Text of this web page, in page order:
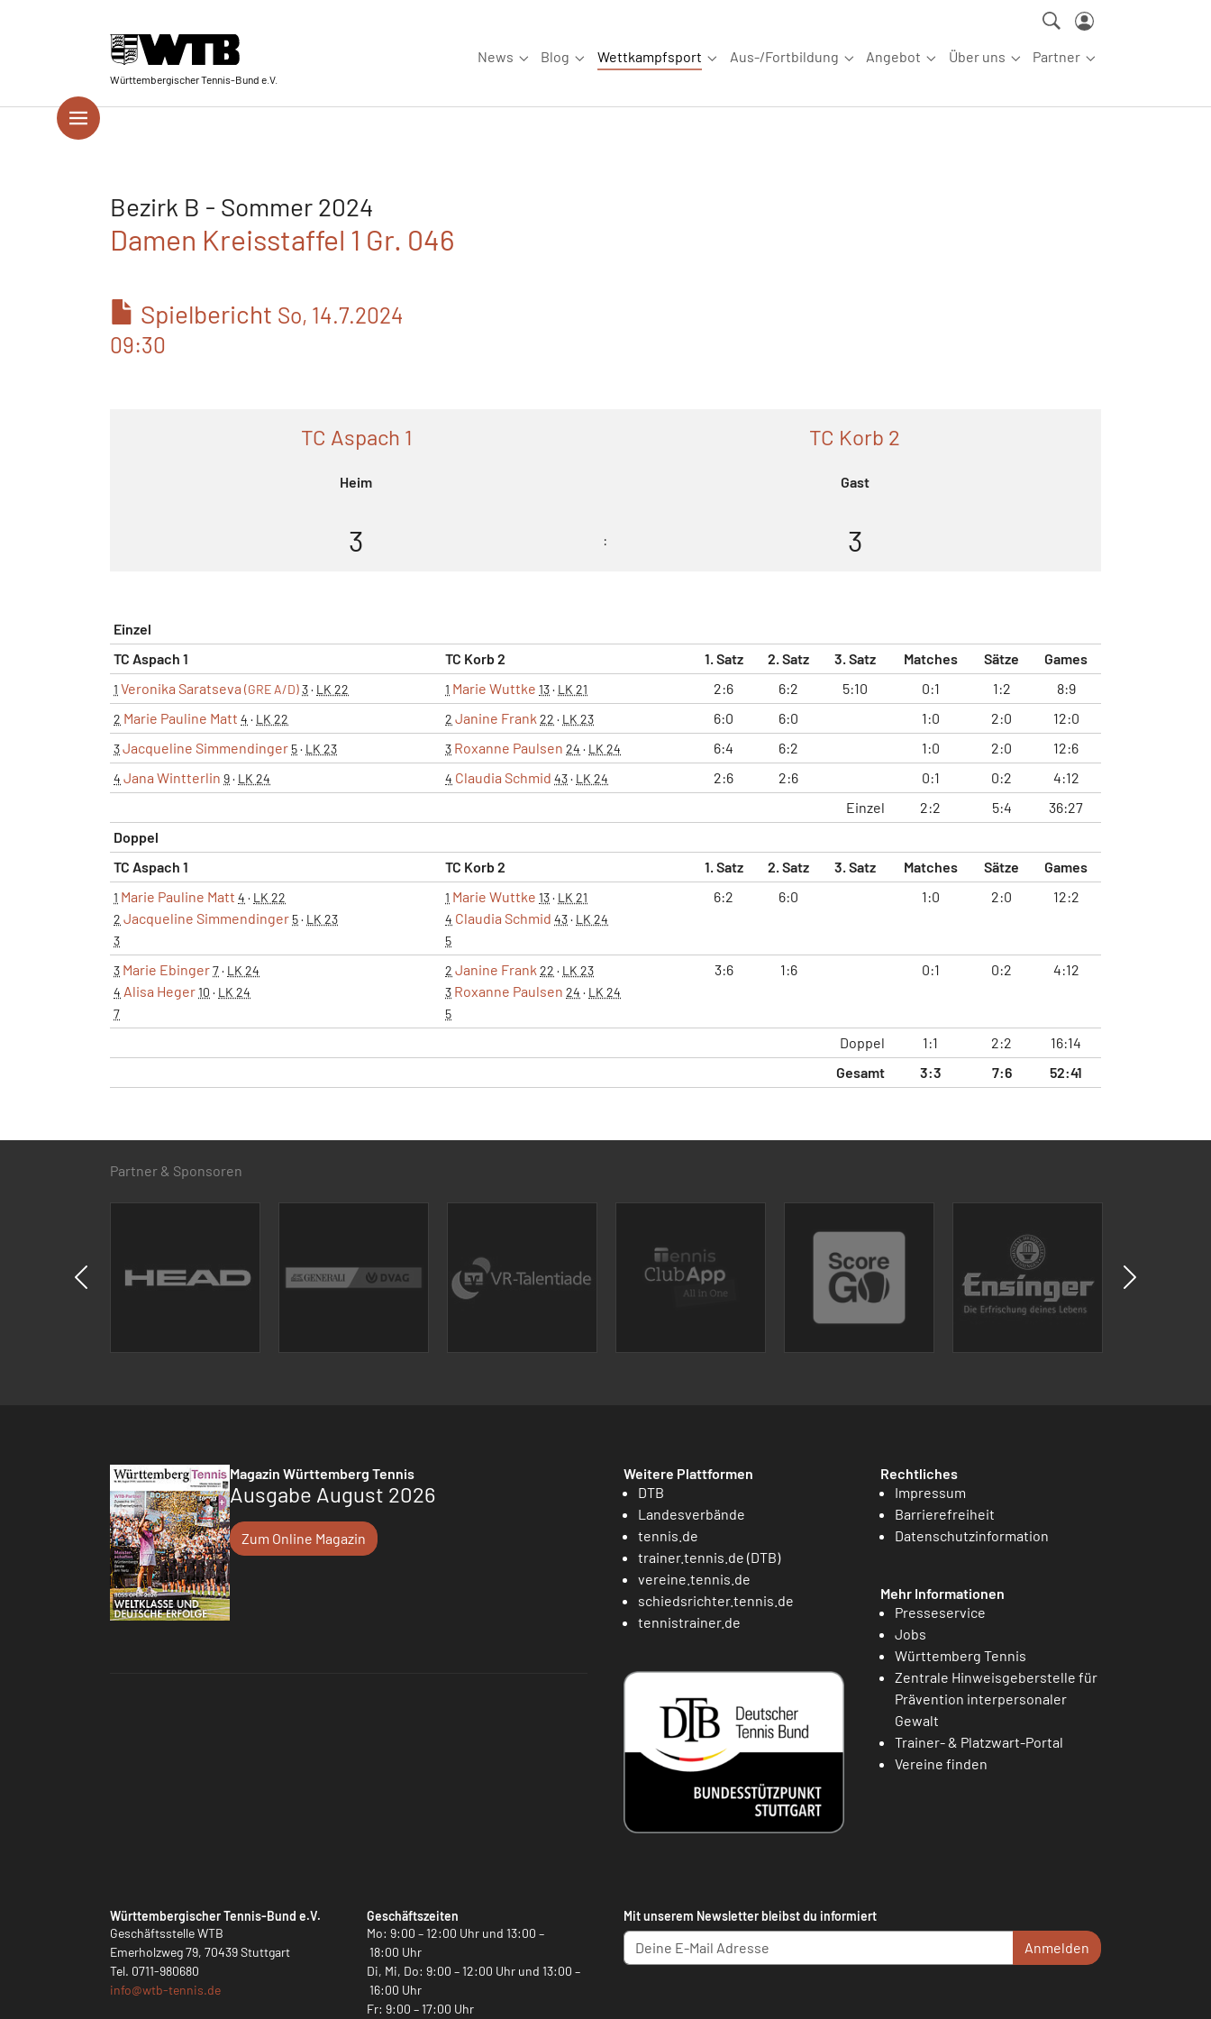
Württembergischer Tennis-Bund e.V.
News
Submenu for "News"
Blog
Submenu for "Blog"
Wettkampfsport
Submenu for "Wettkampfsport"
Aus-/Fortbildung
Submenu for "Aus-/Fortbildung"
Angebot
Submenu for "Angebot"
Über uns
Submenu for "Über uns"
Partner
Submenu for
Bezirk B - Sommer 2024
Damen Kreisstaffel 1 Gr. 046
Spielbericht So, 14.7.2024
09:30
TC Aspach 1
Heim
TC Korb 2
Gast
3 : 3
Einzel
TC Aspach 1
TC Korb 2 1. Satz 2. Satz 3. Satz Matches Sätze Games
1 Veronika Saratseva (GRE A/D)3· LK 22 1 Marie Wuttke 13· LK 21 2:6 6:2 5:10 0:1 1:2 8:9
2 Marie Pauline Matt 4 · LK 22 2 Janine Frank 22 · LK 23 6:0 6:0 1:0 2:0 12:0
3Jacqueline Simmendinger 5· LK 23 3 Roxanne Paulsen 24 · LK 24 6:4 6:2 1:0 2:0 12:6
4 Jana Wintterlin 9· LK 24 4 Claudia Schmid 43· LK 24 2:6 2:6 0:1 0:2
4:12
Einzel
2:2 5:4
36:27
Doppel
TC Aspach 1
TC Korb 2 1. Satz 2. Satz 3. Satz Matches Sätze Games
1 Marie Pauline Matt 4 · LK 22
2 Jacqueline Simmendinger 5· LK 23
3
1 Marie Wuttke 13· LK 21
4 Claudia Schmid 43· LK 24
5
6:2 6:0 1:0 2:0 12:2
3 Marie Ebinger7· LK 24
4 Alisa Heger10 · LK 24
7
2 Janine Frank 22 · LK 23
3 Roxanne Paulsen 24 · LK 24
5
3:6 1:6 0:1 0:2 4:12
Doppel 1:1 2:2
16:14
Gesamt
3:3 7:6 52:41
Partner & Sponsoren
Magazin Württemberg Tennis
Ausgabe August 2026
Zum Online Magazin
Weitere Plattformen
DTB
Landesverbände
tennis.de
trainer.tennis.de (DTB)
vereine.tennis.de
schiedsrichter.tennis.de
tennistrainer.de
Rechtliches
Impressum
Barrierefreiheit
Datenschutzinformation
Mehr Informationen
Presseservice
Jobs
Württemberg Tennis
Zentrale Hinweisgeberstelle für
Prävention interpersonaler
Gewalt
Trainer- & Platzwart-Portal
Vereine finden
Württembergischer Tennis-Bund e.V.
Geschäftsstelle WTB
Emerholzweg 79, 70439 Stuttgart
Tel. 0711-980680
info@wtb-tennis.de
Geschäftszeiten
Mo: 9:00 – 12:00 Uhr und 13:00 –
18:00 Uhr
Di, Mi, Do: 9:00 – 12:00 Uhr und 13:00 –
16:00 Uhr
Fr: 9:00 – 17:00 Uhr
Mit unserem Newsletter bleibst du informiert
Anmelden